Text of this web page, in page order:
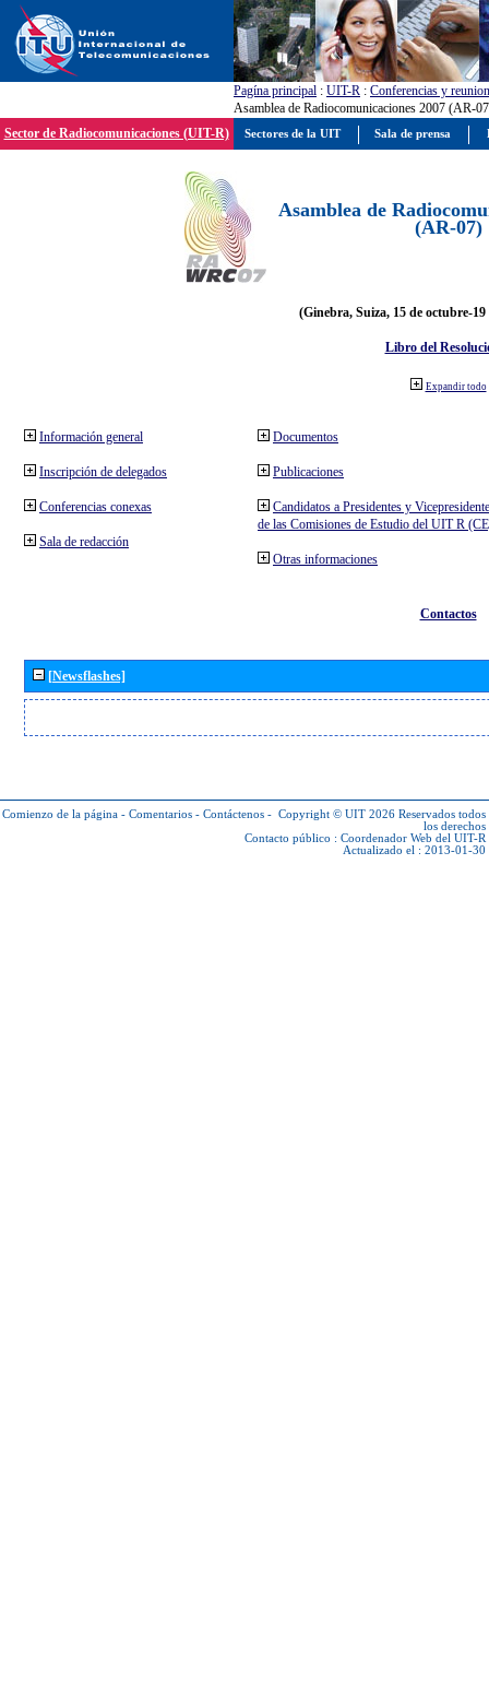
Pagína principal : UIT-R : Conferencias y
Asamblea de Radiocomunicaciones 2007 (AR-
Sector de Radiocomunicaciones (UIT-R)
Asamblea de
(AR-07)
(Ginebra, Suiza, 15 de octubre-19
Libro del
Expandir todo
Información general
Inscripción de delegados
Conferencias conexas
Sala de redacción
Documentos
Publicaciones
Candidatos a Presidentes y
de las Comisiones de Estudio del UIT R
Otras informaciones
Contactos
[Newsflashes]
Comienzo de la página - Comentarios - Contáctenos - Copyright © UIT 2026 Reservados todos
los derechos
Contacto público : Coordenador Web del UIT-R
Actualizado el : 2013-01-30
Sectores de la UIT Sala de prensa